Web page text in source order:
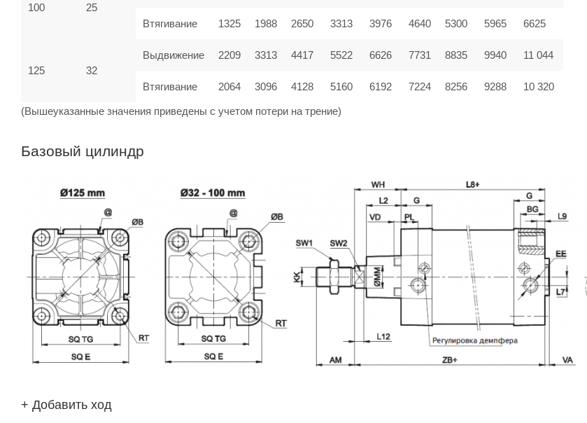
100 25
Втягивание 1325 1988 2650 3313 3976 4640 5300 5965 6625
125 32
Выдвижение 2209 3313 4417 5522 6626 7731 8835 9940 11 044
Втягивание 2064 3096 4128 5160 6192 7224 8256 9288 10 320
(Вышеуказанные значения приведены с учетом потери на трение)
Базовый цилиндр
+ Добавить ход